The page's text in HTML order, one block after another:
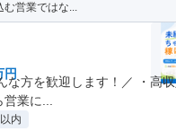
む営業ではな...
円
な方を歓迎します！／ ・高
業に...
内